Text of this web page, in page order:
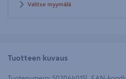
Valitse myymälä
Tuotteen kuvaus